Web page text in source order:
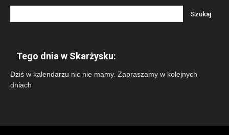
Tego dnia w Skarżysku:
Dziś w kalendarzu nic nie mamy. Zapraszamy w kolejnych
dniach